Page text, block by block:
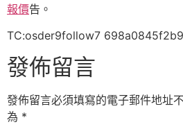
報價告。
TC:osder9follow7
發佈留言
發佈留言必須填寫的電子郵件地址
為 *